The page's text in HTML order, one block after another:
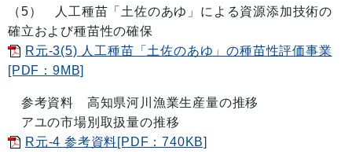
（5） 人工種苗「土佐のあゆ」による資源添加技術の
確立および種苗性の確保
R元-3(5) 人工種苗「土佐のあゆ」の種苗性評価事業
[PDF：9MB]
参考資料 高知県河川漁業生産量の推移
アユの市場別取扱量の推移
R元-4 参考資料[PDF：740KB]